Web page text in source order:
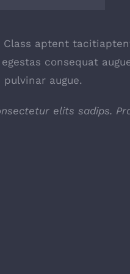
aptent
consequat
augue.
elits sadips.